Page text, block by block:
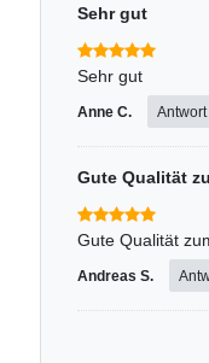
Sehr gut
Sehr gut
Anne C.
Gute Qualität
Gute Qualität
Andreas S.